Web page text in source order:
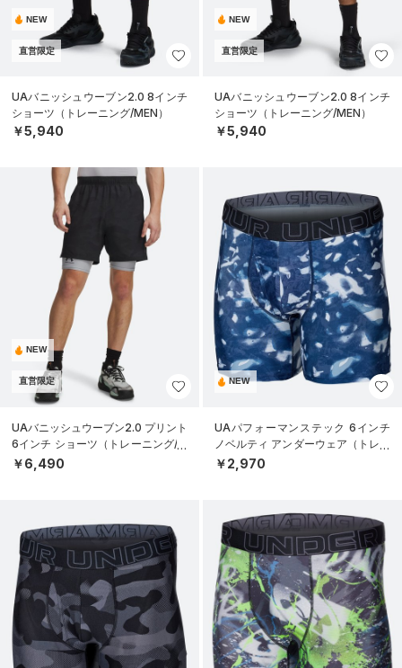
NEW
直営限定
UAバニッシュウーブン2.0 8インチ
ショーツ（トレーニング/MEN）
￥5,940
NEW
直営限定
UAバニッシュウーブン2.0 8インチ
ショーツ（トレーニング/MEN）
￥5,940
NEW
直営限定
UAバニッシュウーブン2.0 プリント
6インチ ショーツ（トレーニング/M
EN）
￥6,490
NEW
UAパフォーマンステック 6インチ
ノベルティ アンダーウェア（トレー
ニング/MEN）
￥2,970